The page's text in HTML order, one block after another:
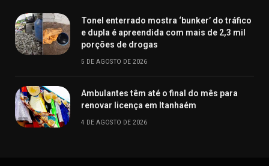
Tonel enterrado mostra ‘bunker’ do tráfico
e dupla é apreendida com mais de 2,3 mil
porções de drogas
5 DE AGOSTO DE 2026
Ambulantes têm até o final do mês para
renovar licença em Itanhaém
4 DE AGOSTO DE 2026